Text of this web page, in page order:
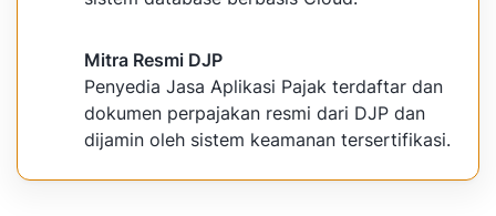
Mitra Resmi DJP
Penyedia Jasa Aplikasi Pajak terdaftar dan
dokumen perpajakan resmi dari DJP dan
dijamin oleh sistem keamanan tersertifikasi.